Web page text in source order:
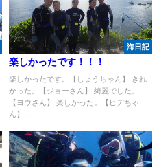
海日記
楽しかったです！！！
楽しかったです。【しょうちゃん】 きれ
かった。【ジョーさん】 綺麗でした。
【ヨウさん】 楽しかった。【ヒデちゃ
ん】...